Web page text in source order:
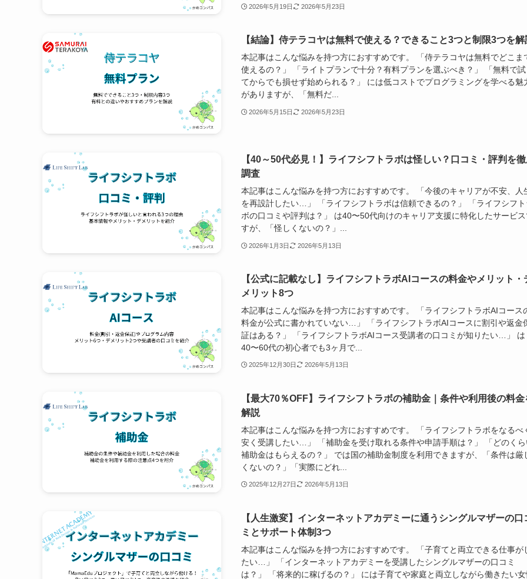
2026年5月19日 2026年5月23日
【結論】侍テラコヤは無料で使える？できること3つと制限3つを解
本記事はこんな悩みを持つ方におすすめです。 「侍テラコヤは無料でどこま
使えるの？」 「ライトプランで十分？有料プランを選ぶべき？」 「無料で試
てからでも損せず始められる？」 には低コストでプログラミングを学べる魅
がありますが、「無料だ...
2026年5月15日 2026年5月23日
【40～50代必見！】ライフシフトラボは怪しい？口コミ・評判を
調査
本記事はこんな悩みを持つ方におすすめです。 「今後のキャリアが不安、人
を再設計したい…」 「ライフシフトラボは信頼できるの？」 「ライフシフト
ボの口コミや評判は？」 は40〜50代向けのキャリア支援に特化したサービ
すが、「怪しくないの？」...
2026年1月3日 2026年5月13日
【公式に記載なし】ライフシフトラボAIコースの料金やメリット・
メリット8つ
本記事はこんな悩みを持つ方におすすめです。 「ライフシフトラボAIコース
料金が公式に書かれていない…」 「ライフシフトラボAIコースに割引や返金
証はある？」 「ライフシフトラボAIコース受講者の口コミが知りたい…」 は
40〜60代の初心者でも3ヶ月で...
2025年12月30日 2026年5月13日
【最大70％OFF】ライフシフトラボの補助金｜条件や利用後の料金
解説
本記事はこんな悩みを持つ方におすすめです。 「ライフシフトラボをなるべ
安く受講したい…」 「補助金を受け取れる条件や申請手順は？」 「どのくら
補助金はもらえるの？」 では国の補助金制度を利用できますが、「条件は厳
くないの？」「実際にどれ...
2025年12月27日 2026年5月13日
【人生激変】インターネットアカデミーに通うシングルマザーの口
ミとサポート体制3つ
本記事はこんな悩みを持つ方におすすめです。 「子育てと両立できる仕事が
たい…」 「インターネットアカデミーを受講したシングルマザーの口コミ
は？」 「将来的に稼げるの？」 には子育てや家庭と両立しながら働きたい女